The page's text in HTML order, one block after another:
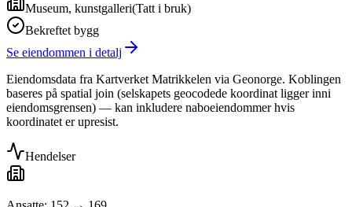
Museum, kunstgalleri(Tatt i bruk)
Bekreftet bygg
Se eiendommen i detalj
Eiendomsdata fra Kartverket Matrikkelen via Geonorge. Koblingen
baseres på spatial join (selskapets geocodede koordinat ligger inni
eiendomsgrensen) — kan inkludere naboeiendommer hvis
koordinatet er upresist.
Hendelser